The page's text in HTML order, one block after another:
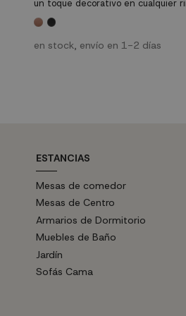
un toque decorativo en cualquier
de cine han estado muy
modelo es perfecto también para
estilo nórdico.
en stock, envío en 1-2 días
ESTANCIAS
Mesas de comedor
Mesas de Centro
Armarios de Dormitorio
Muebles de Baño
Jardín
Sofás Cama